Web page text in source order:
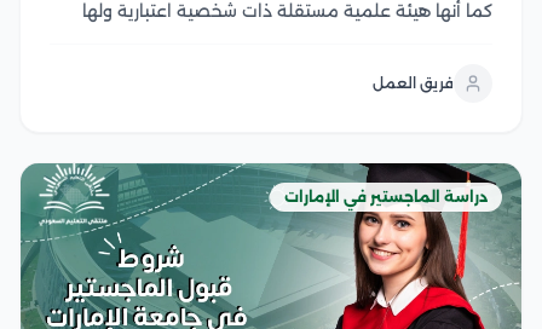
كما أنها هيئة علمية مستقلة ذات شخصية اعتبارية ولها
من برامج الماجستير، تتميز رسوم...
فريق العمل
دراسة الماجستير في الإمارات